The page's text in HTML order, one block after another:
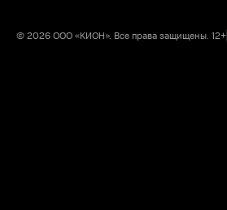
© 2026 ООО «КИОН». Все права защищены. 12+